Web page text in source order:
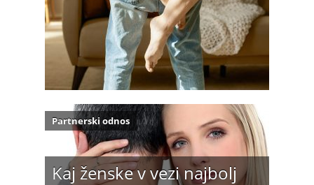
Kaj ženske v vezi najbolj
Partnerski odnos